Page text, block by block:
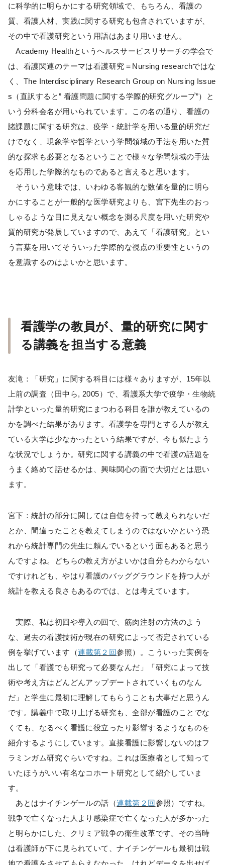
に科学的に明らかにする研究領域で、もちろん、看護の
質、看護人材、実践に関する研究も包含されていますが、
その中で看護研究という用語はあまり用いません。
Academy Healthというヘルスサービスリサーチの学会で
は、看護関連のテーマは看護研究＝Nursing researchではな
く、The Interdisciplinary Research Group on Nursing Issue
s（直訳すると” 看護問題に関する学際的研究グループ”）と
いう分科会名が用いられています。この名の通り、看護の
諸課題に関する研究は、疫学・統計学を用いる量的研究だ
けでなく、現象学や哲学という学問領域の手法を用いた質
的な探求も必要となるということで様々な学問領域の手法
を応用した学際的なものであると言えると思います。
そういう意味では、いわゆる客観的な数値を量的に明ら
かにすることが一般的な医学研究よりも、宮下先生のおっ
しゃるような目に見えない概念を測る尺度を用いた研究や
質的研究が発展していますので、あえて「看護研究」とい
う言葉を用いてそういった学際的な視点の重要性というの
を意識するのはよいかと思います。
看護学の教員が、量的研究に関す
る講義を担当する意義
友滝：「研究」に関する科目には様々ありますが、15年以
上前の調査（田中ら, 2005）で、看護系大学で疫学・生物統
計学といった量的研究にまつわる科目を誰が教えているの
かを調べた結果があります。看護学を専門とする人が教え
ている大学は少なかったという結果ですが、今も似たよう
な状況でしょうか。研究に関する講義の中で看護の話題を
うまく絡めて話せるかは、興味関心の面で大切だとは思い
ます。
宮下：統計の部分に関しては自信を持って教えられないだ
とか、間違ったことを教えてしまうのではないかという恐
れから統計専門の先生に頼んでいるという面もあると思う
んですよね。どちらの教え方がよいかは自分もわからない
ですけれども、やはり看護のバッググラウンドを持つ人が
統計を教える良さもあるのでは、とは考えています。
実際、私は初回や導入の回で、筋肉注射の方法のよう
な、過去の看護技術が現在の研究によって否定されている
例を挙げています（連載第２回参照）。こういった実例を
出して「看護でも研究って必要なんだ」「研究によって技
術や考え方はどんどんアップデートされていくものなん
だ」と学生に最初に理解してもらうことも大事だと思うん
です。講義中で取り上げる研究も、全部が看護のことでな
くても、なるべく看護に役立ったり影響するようなものを
紹介するようにしています。直接看護に影響しないのはフ
ラミンガム研究ぐらいですね。これは医療者として知って
いたほうがいい有名なコホート研究として紹介していま
す。
あとはナイチンゲールの話（連載第２回参照）ですね。
戦争で亡くなった人より感染症で亡くなった人が多かった
と明らかにした、クリミア戦争の衛生改革です。その当時
は看護師が下に見られていて、ナイチンゲールも最初は戦